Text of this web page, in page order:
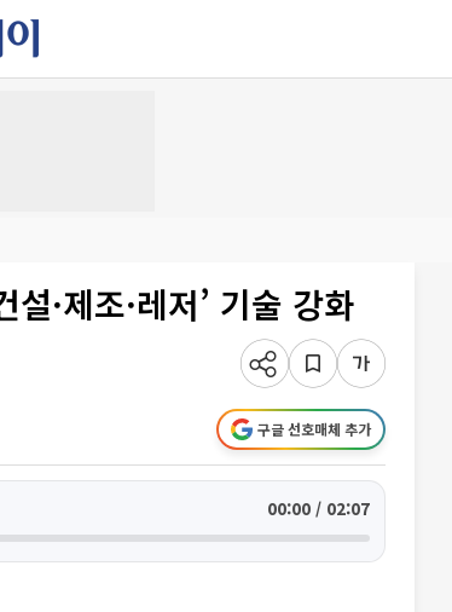
·제조·레저’ 기술 강화
구글 선호매체 추가
00:00 / 02:07